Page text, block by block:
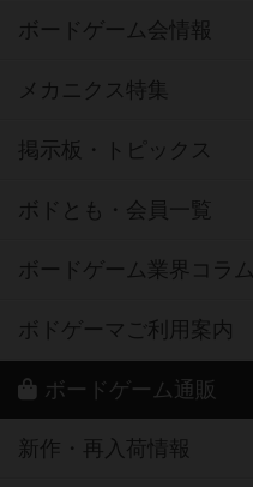
ボードゲーム会情報
メカニクス特集
掲示板・トピックス
ボドとも・会員一覧
ボードゲーム業界コラム
ボドゲーマご利用案内
ボードゲーム通販
新作・再入荷情報